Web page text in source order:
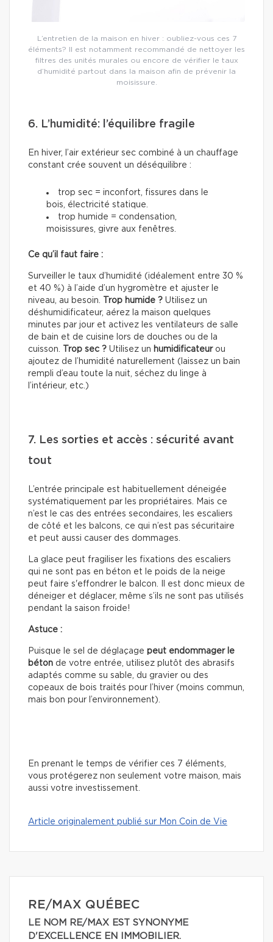
L’entretien de la maison en hiver : oubliez-vous ces 7
éléments? Il est notamment recommandé de nettoyer les
filtres des unités murales ou encore de vérifier le taux
d’humidité partout dans la maison afin de prévenir la
moisissure.
6. L’humidité: l’équilibre fragile
En hiver, l’air extérieur sec combiné à un chauffage
constant crée souvent un déséquilibre :
trop sec = inconfort, fissures dans le
bois, électricité statique.
trop humide = condensation,
moisissures, givre aux fenêtres.
Ce qu’il faut faire :
Surveiller le taux d’humidité (idéalement entre 30 %
et 40 %) à l’aide d’un hygromètre et ajuster le
niveau, au besoin.
Trop humide ? Utilisez un
déshumidificateur, aérez la maison quelques
minutes par jour et activez les ventilateurs de salle
de bain et de cuisine lors de douches ou de la
cuisson.
Trop sec ? Utilisez un humidificateurou
ajoutez de l’humidité naturellement (laissez un bain
rempli d’eau toute la nuit, séchez du linge à
l’intérieur, etc.)
7. Les sorties et accès : sécurité avant
tout
L’entrée principale est habituellement déneigée
systématiquement par les propriétaires. Mais ce
n’est le cas des entrées secondaires, les escaliers
de côté et les balcons, ce qui n’est pas sécuritaire
et peut aussi causer des dommages.
La glace peut fragiliser les fixations des escaliers
qui ne sont pas en béton et le poids de la neige
peut faire s'effondrer le balcon. Il est donc mieux de
déneiger et déglacer, même s’ils ne sont pas utilisés
pendant la saison froide!
Astuce :
Puisque le sel de déglaçage peut endommager le
béton de votre entrée, utilisez plutôt des abrasifs
adaptés comme su sable, du gravier ou des
copeaux de bois traités pour l’hiver (moins commun,
mais bon pour l’environnement).
En prenant le temps de vérifier ces 7 éléments,
vous protégerez non seulement votre maison, mais
aussi votre investissement.
Article originalement publié sur Mon Coin de Vie
RE/MAX QUÉBEC
LE NOM RE/MAX EST SYNONYME
D'EXCELLENCE EN IMMOBILIER.